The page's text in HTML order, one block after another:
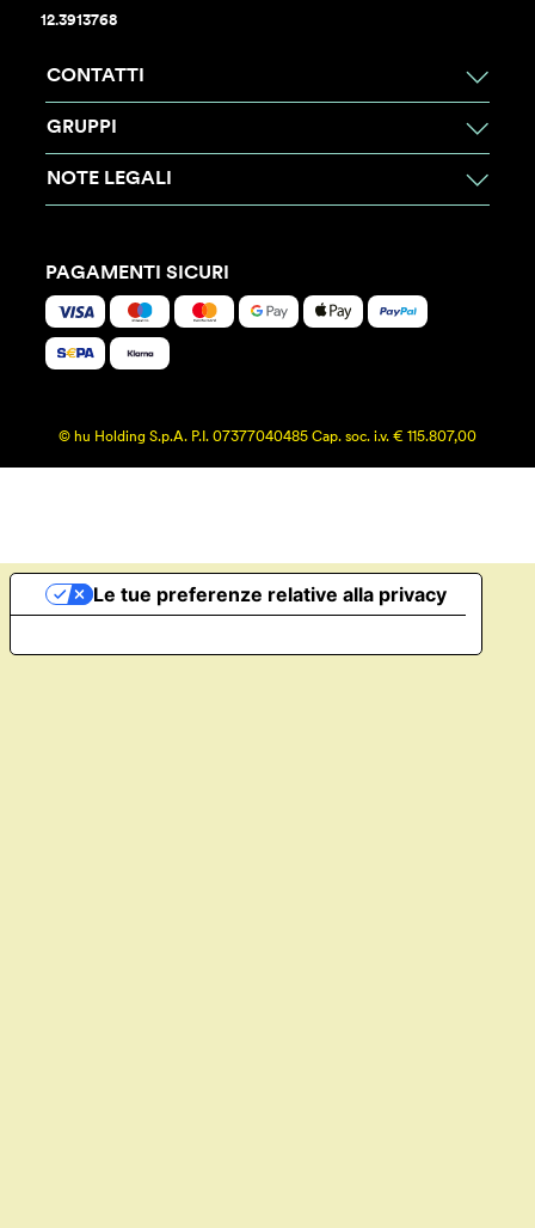
12.3913768
CONTATTI
GRUPPI
NOTE LEGALI
PAGAMENTI SICURI
© hu Holding S.p.A. P.I. 07377040485 Cap. soc. i.v. € 115.807,00
Le tue preferenze relative alla privacy